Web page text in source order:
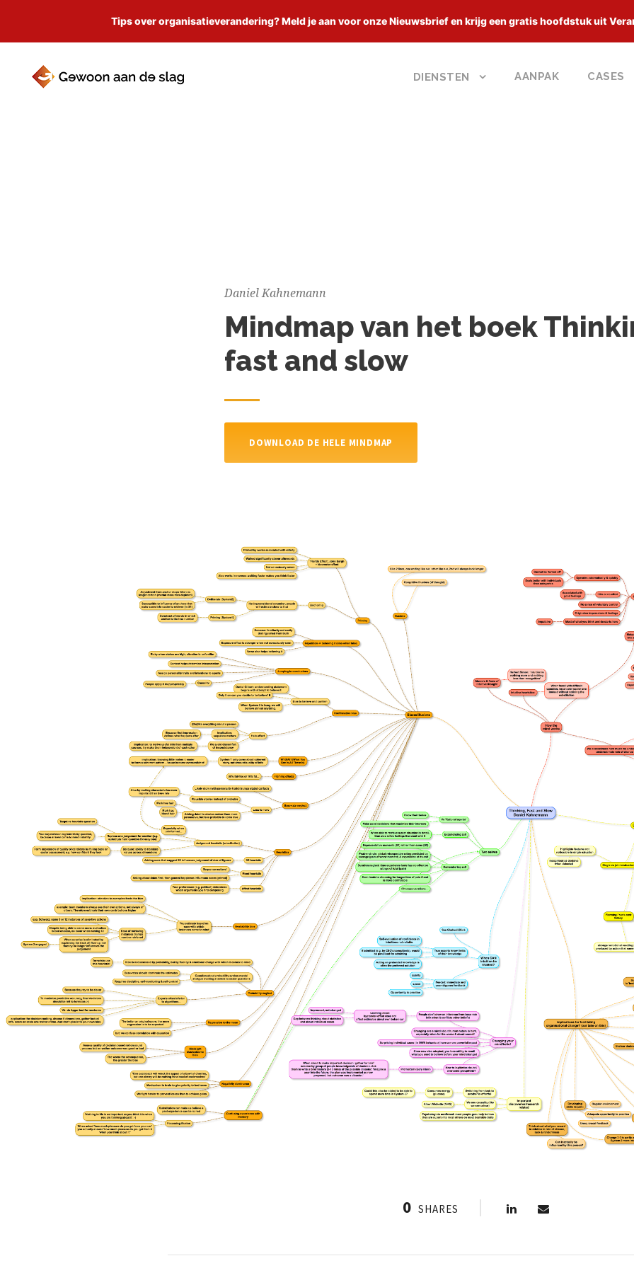
Tips over organisatieverandering? Meld je aan voor onze Nieuwsbrief en krijg een gratis hoofdstuk uit
DIENSTEN AANPAK CASES
Daniel Kahnemann
Mindmap van het boek
fast and slow
DOWNLOAD DE HELE MINDMAP
0 SHARES